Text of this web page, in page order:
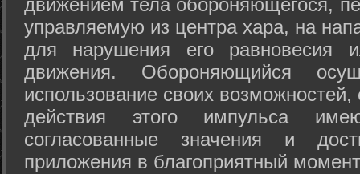
движением тела обороняющегося,
управляемую из центра хара, на
для нарушения его равновесия
движения. Обороняющийся
использование своих
действия этого импульса
согласованные значения и
приложения в благоприятный